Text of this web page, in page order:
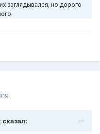
заглядывался, но дорого
сказал: